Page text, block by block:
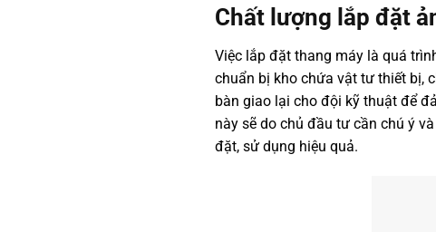
Chất lượng lắp đặt
Việc lắp đặt thang máy là quá
chuẩn bị kho chứa vật tư thiết bị,
bàn giao lại cho đội kỹ thuật để
này sẽ do chủ đầu tư cần chú ý
đặt, sử dụng hiệu quả.